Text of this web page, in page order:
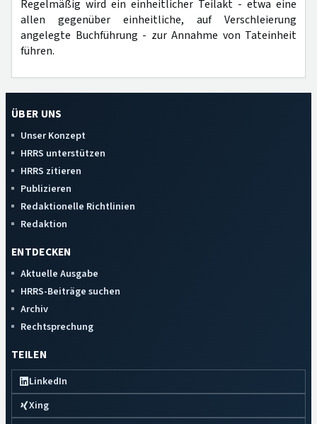
Regelmäßig wird ein einheitlicher Teilakt - etwa eine
allen gegenüber einheitliche, auf Verschleierung
angelegte Buchführung - zur Annahme von Tateinheit
führen.
ÜBER UNS
Unser Konzept
HRRS unterstützen
HRRS zitieren
Publizieren
Redaktionelle Richtlinien
Redaktion
ENTDECKEN
Aktuelle Ausgabe
HRRS-Beiträge suchen
Archiv
Rechtsprechung
TEILEN
LinkedIn
Xing